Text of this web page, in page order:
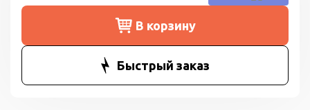
В корзину
Быстрый заказ